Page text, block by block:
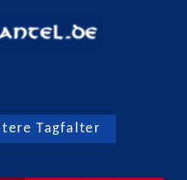
Tagfalter